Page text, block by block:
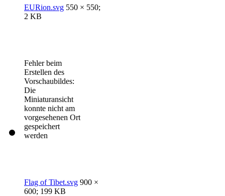
EURion.svg 550 × 550;
2 KB
Fehler beim
Erstellen des
Vorschaubildes:
Die
Miniaturansicht
konnte nicht am
vorgesehenen Ort
gespeichert
werden
Flag of Tibet.svg 900 ×
600; 199 KB